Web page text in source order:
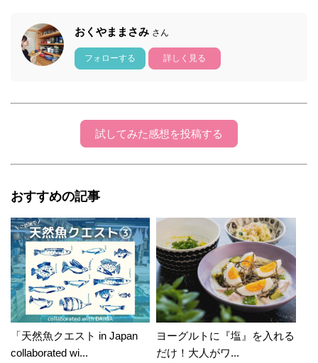
おくやままさみ さん
フォローする 詳しく見る
試してみた感想を投稿する
おすすめの記事
「天然魚クエスト in Japan
collaborated wi...
ヨーグルトに『塩』を入れる
だけ！大人がワ...